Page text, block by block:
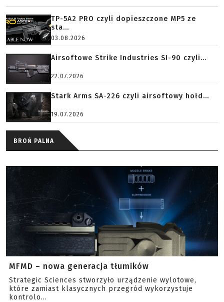
TP-5A2 PRO czyli dopieszczone MP5 ze
sta...
03.08.2026
Airsoftowe Strike Industries SI-90 czyli...
22.07.2026
Stark Arms SA-226 czyli airsoftowy hołd...
19.07.2026
BROŃ PALNA
MFMD – nowa generacja tłumików
Strategic Sciences stworzyło urządzenie wylotowe,
które zamiast klasycznych przegród wykorzystuje
kontrolo...